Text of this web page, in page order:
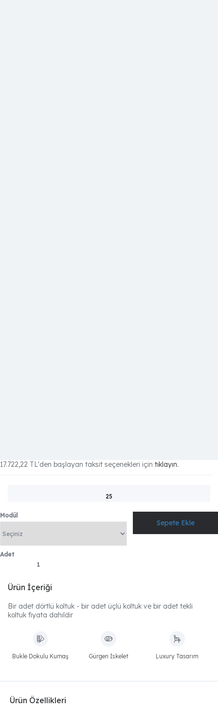
17.722,22 TL'den başlayan taksit seçenekleri için tıklayın.
25
Modül
Adet
Ürün İçeriği
Bir adet dörtlü koltuk - bir adet üçlü koltuk ve bir adet tekli
koltuk fiyata dahildir
Bukle Dokulu Kumaş Gürgen İskelet Luxury Tasarım
Ürün Özellikleri